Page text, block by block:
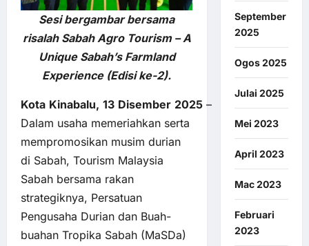
Sesi bergambar bersama
risalah Sabah Agro Tourism – A
Unique Sabah’s Farmland
Experience (Edisi ke-2).
Kota Kinabalu, 13 Disember 2025 –
Dalam usaha memeriahkan serta
mempromosikan musim durian
di Sabah, Tourism Malaysia
Sabah bersama rakan
strategiknya, Persatuan
Pengusaha Durian dan Buah-
buahan Tropika Sabah (MaSDa)
September
2025
Ogos 2025
Julai 2025
Mei 2023
April 2023
Mac 2023
Februari
2023